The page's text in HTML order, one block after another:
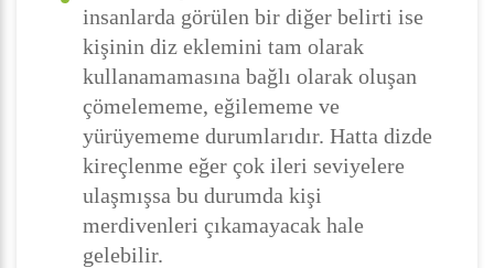
insanlarda görülen bir diğer belirti ise
kişinin diz eklemini tam olarak
kullanamamasına bağlı olarak oluşan
çömelememe, eğilememe ve
yürüyememe durumlarıdır. Hatta dizde
kireçlenme eğer çok ileri seviyelere
ulaşmışsa bu durumda kişi
merdivenleri çıkamayacak hale
gelebilir.